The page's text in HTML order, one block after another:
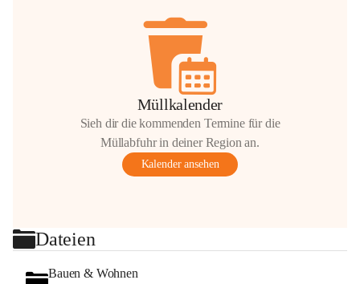
Müllkalender
Sieh dir die kommenden Termine für die
Müllabfuhr in deiner Region an.
Kalender ansehen
Dateien
Bauen & Wohnen